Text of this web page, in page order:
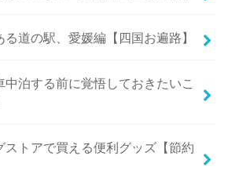
る道の駅、愛媛編【四国お遍路】
中泊する前に覚悟しておきたいこ
ストアで買える便利グッズ【節約